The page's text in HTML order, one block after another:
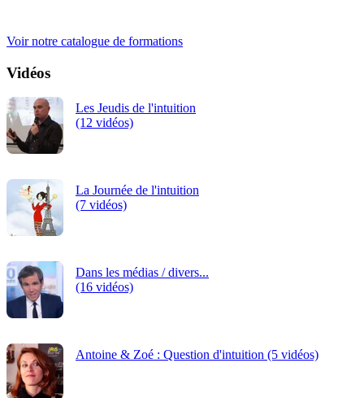
Voir notre catalogue de formations
Vidéos
Les Jeudis de l'intuition
(12 vidéos)
La Journée de l'intuition
(7 vidéos)
Dans les médias / divers...
(16 vidéos)
Antoine & Zoé : Question d'intuition (5 vidéos)